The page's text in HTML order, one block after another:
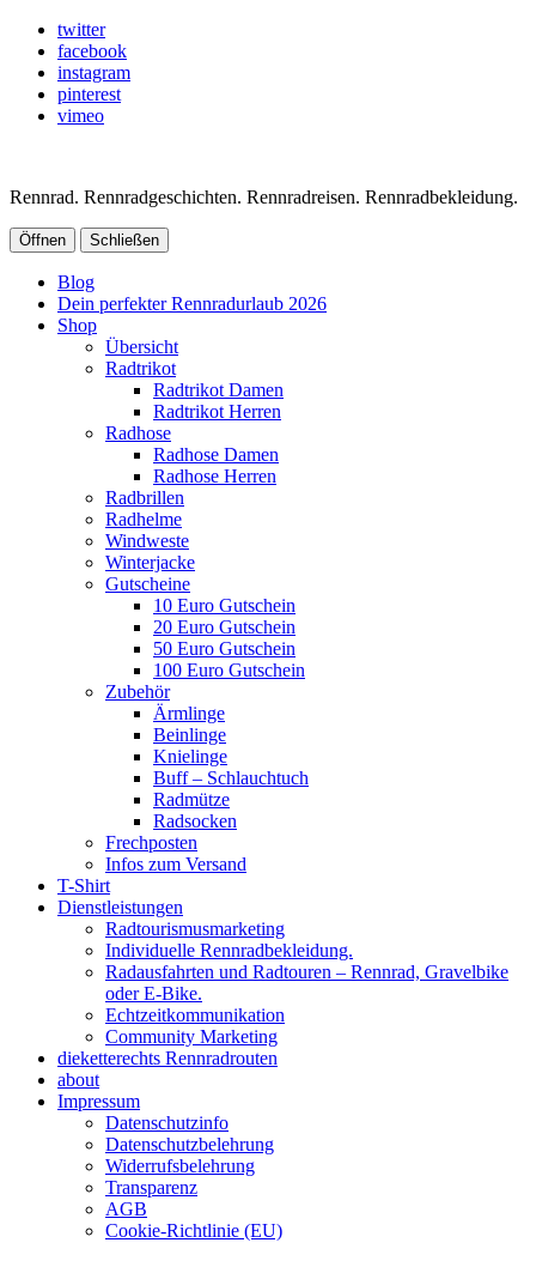
twitter
facebook
instagram
pinterest
vimeo
Rennrad. Rennradgeschichten. Rennradreisen. Rennradbekleidung.
Öffnen Schließen
Blog
Dein perfekter Rennradurlaub 2026
Shop
Übersicht
Radtrikot
Radtrikot Damen
Radtrikot Herren
Radhose
Radhose Damen
Radhose Herren
Radbrillen
Radhelme
Windweste
Winterjacke
Gutscheine
10 Euro Gutschein
20 Euro Gutschein
50 Euro Gutschein
100 Euro Gutschein
Zubehör
Ärmlinge
Beinlinge
Knielinge
Buff – Schlauchtuch
Radmütze
Radsocken
Frechposten
Infos zum Versand
T-Shirt
Dienstleistungen
Radtourismusmarketing
Individuelle Rennradbekleidung.
Radausfahrten und Radtouren – Rennrad, Gravelbike
oder E-Bike.
Echtzeitkommunikation
Community Marketing
dieketterechts Rennradrouten
about
Impressum
Datenschutzinfo
Datenschutzbelehrung
Widerrufsbelehrung
Transparenz
AGB
Cookie-Richtlinie (EU)